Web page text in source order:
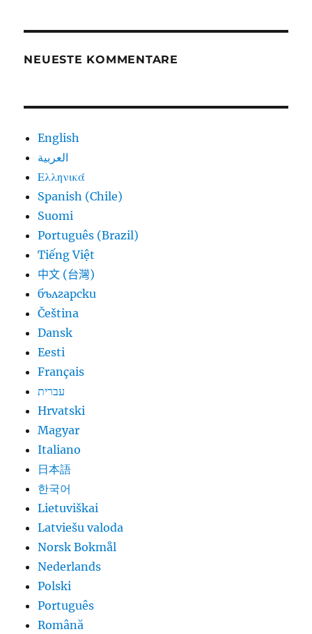
NEUESTE KOMMENTARE
English
العربية
Ελληνικά
Spanish (Chile)
Suomi
Português (Brazil)
Tiếng Việt
中文 (台灣)
български
Čeština
Dansk
Eesti
Français
עברית
Hrvatski
Magyar
Italiano
日本語
한국어
Lietuviškai
Latviešu valoda
Norsk Bokmål
Nederlands
Polski
Português
Română